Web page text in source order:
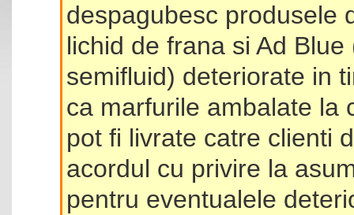
despagubesc produsele
lichid de frana si Ad
semifluid) deteriorate in
ca marfurile ambalate la
pot fi livrate catre clienti
acordul cu privire la
pentru eventualele